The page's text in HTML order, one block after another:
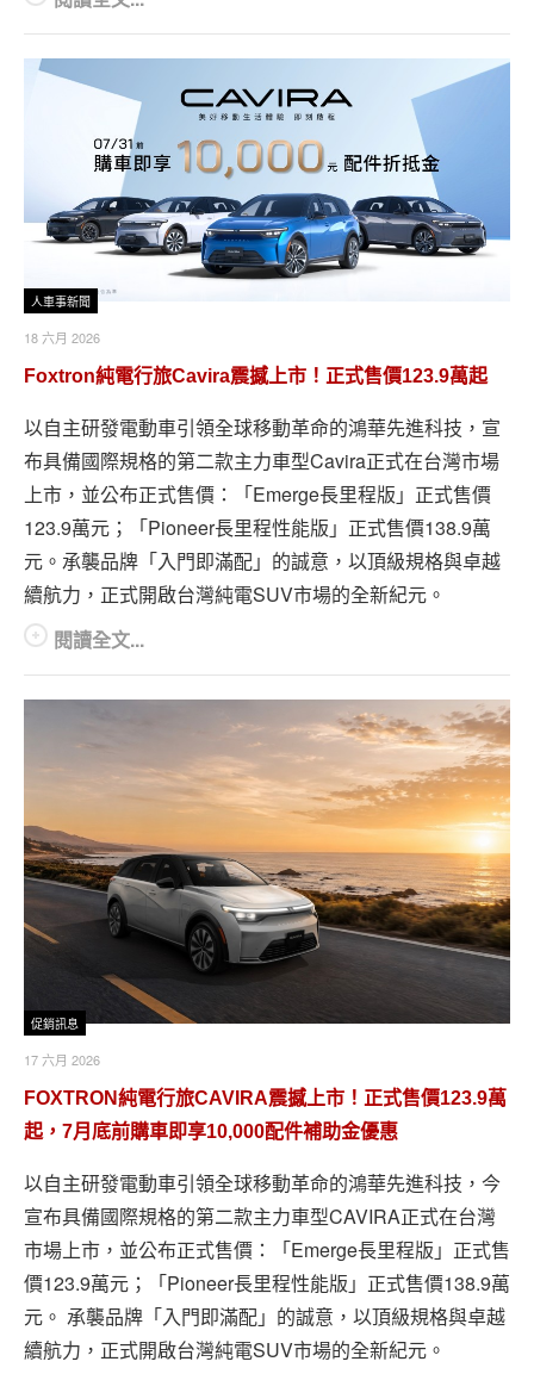
人車事新聞
18 六月 2026
Foxtron純電行旅Cavira震撼上市！正式售價123.9萬起
以自主研發電動車引領全球移動革命的鴻華先進科技，宣
布具備國際規格的第二款主力車型Cavira正式在台灣市場
上市，並公布正式售價：「Emerge長里程版」正式售價
123.9萬元；「Pioneer長里程性能版」正式售價138.9萬
元。承襲品牌「入門即滿配」的誠意，以頂級規格與卓越
續航力，正式開啟台灣純電SUV市場的全新紀元。
閱讀全文...
促銷訊息
17 六月 2026
FOXTRON純電行旅CAVIRA震撼上市！正式售價123.9萬
起，7月底前購車即享10,000配件補助金優惠
以自主研發電動車引領全球移動革命的鴻華先進科技，今
宣布具備國際規格的第二款主力車型CAVIRA正式在台灣
市場上市，並公布正式售價：「Emerge長里程版」正式售
價123.9萬元；「Pioneer長里程性能版」正式售價138.9萬
元。 承襲品牌「入門即滿配」的誠意，以頂級規格與卓越
續航力，正式開啟台灣純電SUV市場的全新紀元。